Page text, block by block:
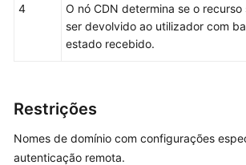
referenciador
Configuração
Configuração
de
4
O nó CDN determina se o
ser devolvido ao utilizador com
estado recebido.
Restrições
Nomes de domínio com configurações
autenticação remota.